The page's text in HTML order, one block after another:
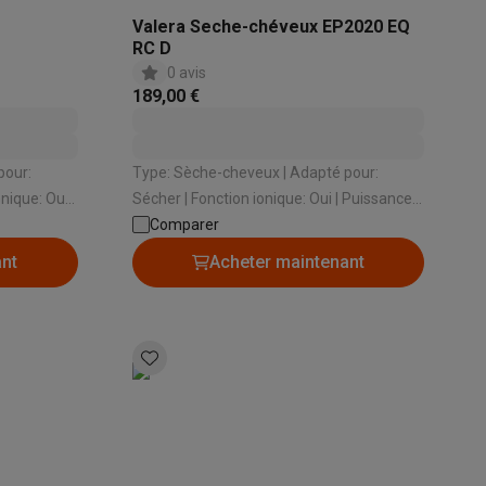
Swap ProteKt
Valera Seche-chéveux EP2020 EQ
RC D
0 avis
189,00 €
Type: Sèche-cheveux | Adapté pour:
Sécher | Fonction ionique: Oui | Puissance:
1600 W | Températures: 6
Comparer
Acheter maintenant